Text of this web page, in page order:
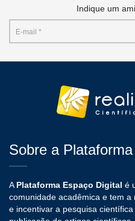
Indique um
Sobre a Plataforma
APlataforma Espaço Digital é
comunidade acadêmica e tem
e incentivar a pesquisa